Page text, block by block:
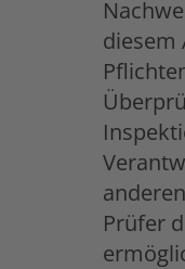
diesem
Prüfer